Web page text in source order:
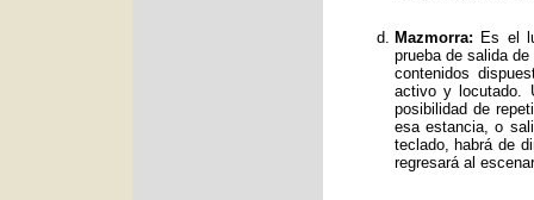
Mazmorra: Es el
prueba de salida
contenidos
activo y locutado.
posibilidad de
esa estancia, o
teclado, habrá de
regresará al